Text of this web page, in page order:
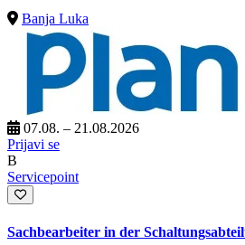
Banja Luka
07.08. – 21.08.2026
Prijavi se
B
Servicepoint
Sachbearbeiter in der